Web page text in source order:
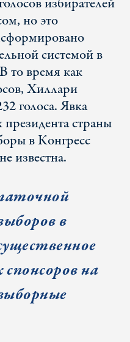
но это
системой в
то время как
Хиллари
голоса. Явка
страны
в Конгресс
известна.
в
на